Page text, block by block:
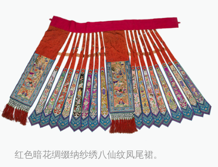
红色暗花绸缀纳纱绣八仙纹凤尾裙。